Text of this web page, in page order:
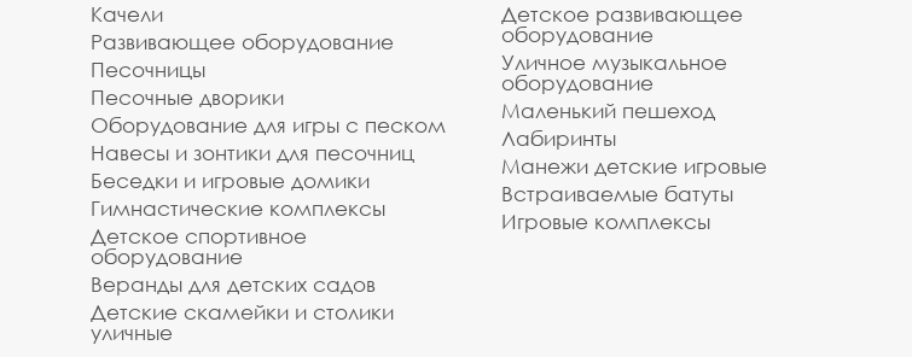
Качели
Развивающее оборудование
Песочницы
Песочные дворики
Оборудование для игры с песком
Навесы и зонтики для песочниц
Беседки и игровые домики
Гимнастические комплексы
Детское спортивное
оборудование
Веранды для детских садов
Детские скамейки и столики
уличные
Детское развивающее
оборудование
Уличное музыкальное
оборудование
Маленький пешеход
Лабиринты
Манежи детские игровые
Встраиваемые батуты
Игровые комплексы